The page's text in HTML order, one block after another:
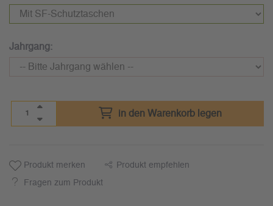
Jahrgang:
in den Warenkorb legen
Produkt merken Produkt empfehlen
Fragen zum Produkt